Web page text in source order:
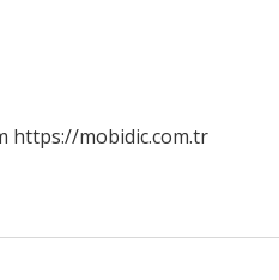
https://mobidic.com.tr